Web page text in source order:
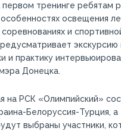
первом тренинге ребятам
освещения
и
и практику
Донецка.
на РСК «Олимпийский»
Белоруссия-Турция,
выбраны участники,